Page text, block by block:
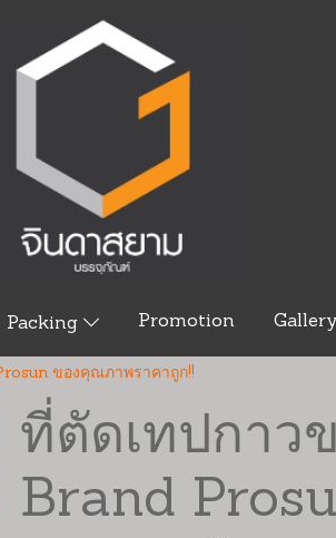
Packing Promotion Gallery
ของคุณภาพราคาถูก!!
ที่ตัดเทปกาว
Brand